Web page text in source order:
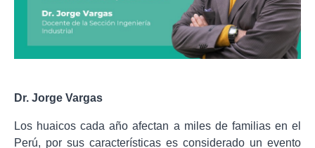
Dr. Jorge Vargas
Los huaicos cada año afectan a miles de familias en el
Perú, por sus características es considerado un evento